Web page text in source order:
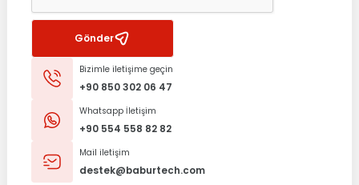
Gönder
Bizimle iletişime geçin
+90 850 302 06 47
Whatsapp İletişim
+90 554 558 82 82
Mail iletişim
destek@baburtech.com